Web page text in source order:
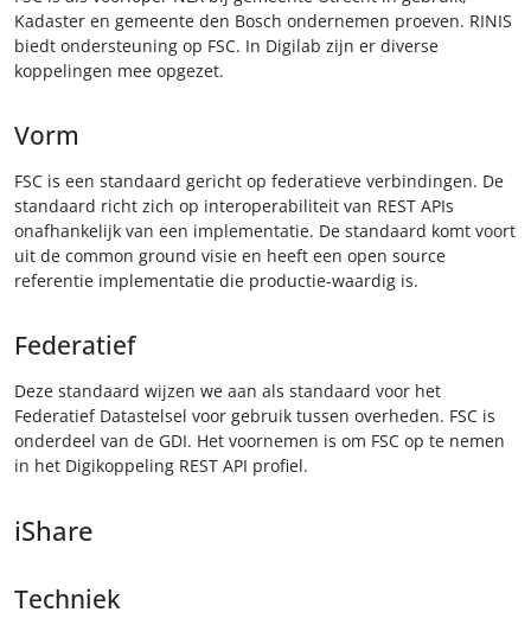
Kadaster en gemeente den Bosch ondernemen proeven. RINIS
biedt ondersteuning op FSC. In Digilab zijn er diverse
koppelingen mee opgezet.
Vorm
FSC is een standaard gericht op federatieve verbindingen. De
standaard richt zich op interoperabiliteit van REST APIs
onafhankelijk van een implementatie. De standaard komt voort
uit de common ground visie en heeft een open source
referentie implementatie die productie-waardig is.
Federatief
Deze standaard wijzen we aan als standaard voor het
Federatief Datastelsel voor gebruik tussen overheden. FSC is
onderdeel van de GDI. Het voornemen is om FSC op te nemen
in het Digikoppeling REST API profiel.
iShare
Techniek